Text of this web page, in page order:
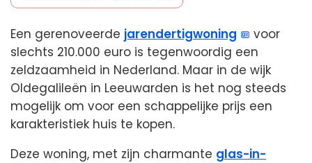
Een gerenoveerde jarendertigwoning
voor
slechts 210.000 euro is tegenwoordig een
zeldzaamheid in Nederland. Maar in de wijk
Oldegalileën in Leeuwarden is het nog steeds
mogelijk om voor een schappelijke prijs een
karakteristiek huis te kopen.
Deze woning, met zijn charmante glas-in-